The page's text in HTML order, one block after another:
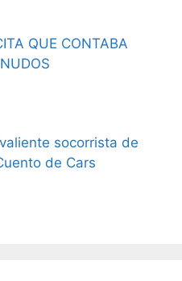
QUE CONTABA
socorrista de
de Cars